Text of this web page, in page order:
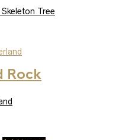
Tree
Rock